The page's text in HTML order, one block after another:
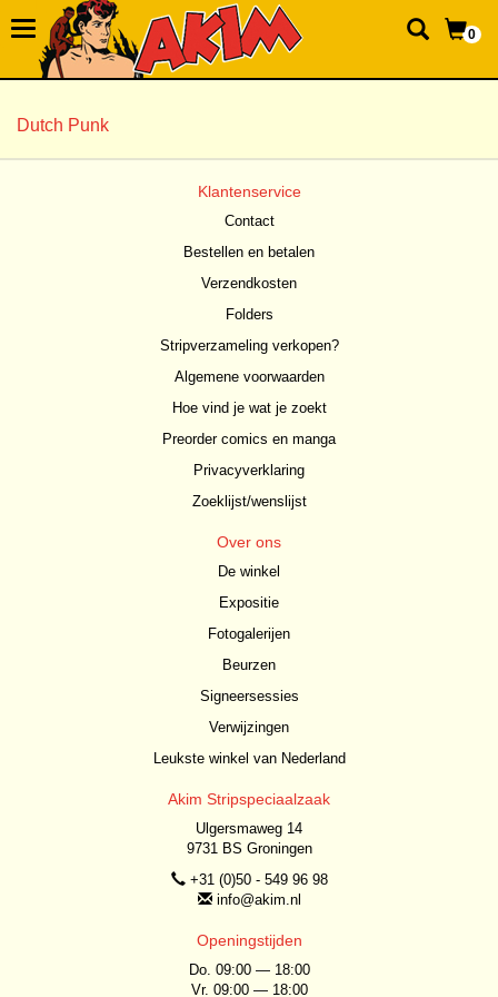
0
Dutch Punk
Klantenservice
Contact
Bestellen en betalen
Verzendkosten
Folders
Stripverzameling verkopen?
Algemene voorwaarden
Hoe vind je wat je zoekt
Preorder comics en manga
Privacyverklaring
Zoeklijst/wenslijst
Over ons
De winkel
Expositie
Fotogalerijen
Beurzen
Signeersessies
Verwijzingen
Leukste winkel van Nederland
Akim Stripspeciaalzaak
Ulgersmaweg 14
9731 BS Groningen
+31 (0)50 - 549 96 98
info@akim.nl
Openingstijden
Do. 09:00 — 18:00
Vr. 09:00 — 18:00